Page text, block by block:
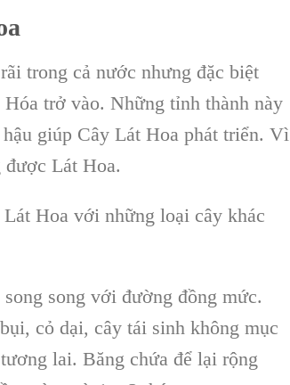
trong cả nước nhưng đặc biệt
trở vào. Những tỉnh thành này
giúp Cây Lát Hoa phát triển. Vì
được Lát Hoa.
Hoa với những loại cây khác
song với đường đồng mức.
cỏ dại, cây tái sinh không mục
lai. Băng chứa để lại rộng